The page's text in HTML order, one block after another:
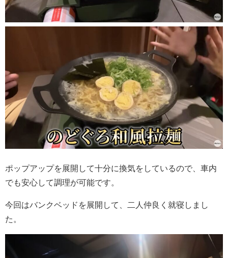
ポップアップを展開して十分に換気をしているので、車内
でも安心して調理が可能です。
今回はバンクベッドを展開して、二人仲良く就寝しまし
た。